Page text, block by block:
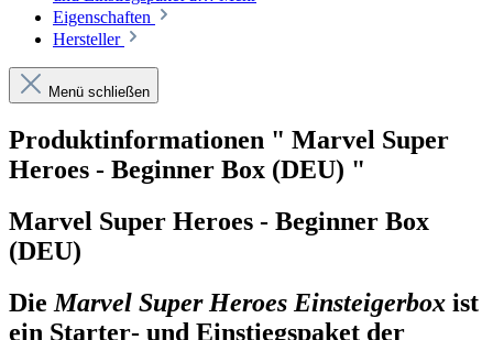
Eigenschaften
Hersteller
Menü schließen
Produktinformationen " Marvel Super
Heroes - Beginner Box (DEU) "
Marvel Super Heroes - Beginner Box
(DEU)
Die Marvel Super Heroes Einsteigerbox ist
ein Starter‑ und Einstiegspaket der